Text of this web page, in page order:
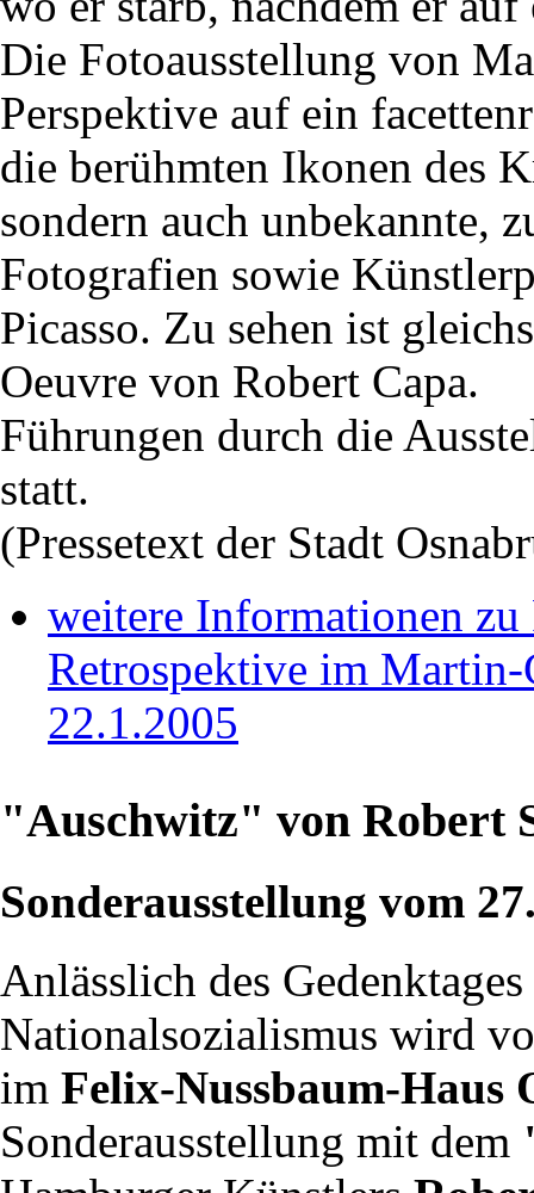
Die Fotoausstellung von
Perspektive auf ein
die berühmten Ikonen des
sondern auch unbekannte,
Fotografien sowie
Picasso. Zu sehen ist
Oeuvre von Robert Capa.
Führungen durch die
statt.
(Pressetext der Stadt
weitere Informationen zu
Retrospektive im
22.1.2005
"Auschwitz" von Robert
Sonderausstellung vom
Anlässlich des
Nationalsozialismus wird
im Felix-Nussbaum-Haus
Sonderausstellung mit dem